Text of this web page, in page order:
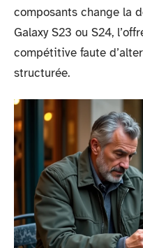
composants change la
Galaxy S23 ou S24,
compétitive faute
structurée.